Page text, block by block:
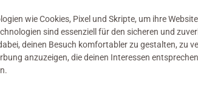
wie Cookies, Pixel und Skripte, um ihre
sind essenziell für den sicheren und
deinen Besuch komfortabler zu gestalten, zu
anzuzeigen, die deinen Interessen